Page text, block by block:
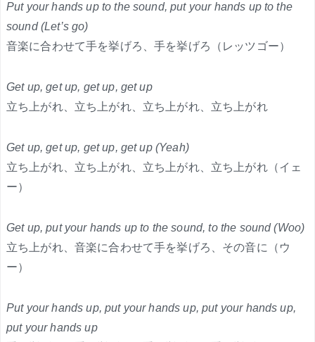
Put your hands up to the sound, put your hands up to the
sound (Let’s go)
音楽に合わせて手を挙げろ、手を挙げろ（レッツゴー）
Get up, get up, get up, get up
立ち上がれ、立ち上がれ、立ち上がれ、立ち上がれ
Get up, get up, get up, get up (Yeah)
立ち上がれ、立ち上がれ、立ち上がれ、立ち上がれ（イェ
ー）
Get up, put your hands up to the sound, to the sound (Woo)
立ち上がれ、音楽に合わせて手を挙げろ、その音に（ウ
ー）
Put your hands up, put your hands up, put your hands up,
put your hands up